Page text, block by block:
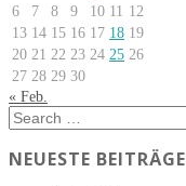
6
7 8 9 10 11 12
13 14 15 16 17 18 19
20 21 22 23 24 25 26
27 28 29 30
« Feb.
NEUESTE BEITRÄGE